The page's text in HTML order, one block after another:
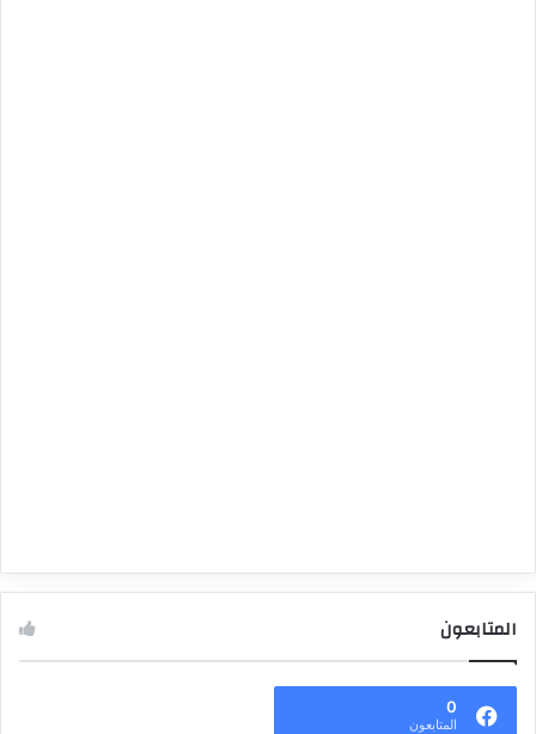
المتابعون
0
المتابعون